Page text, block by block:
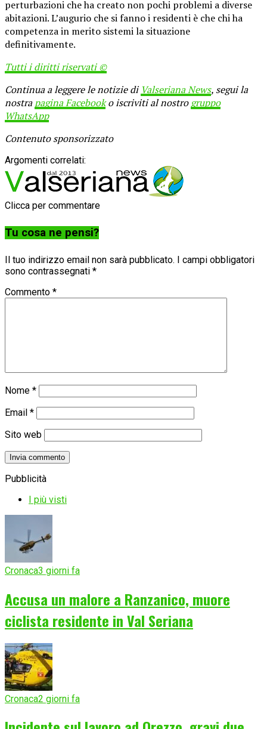
perturbazioni che ha creato non pochi problemi a diverse
abitazioni. L’augurio che si fanno i residenti è che chi ha
competenza in merito sistemi la situazione
definitivamente.
Tutti i diritti riservati ©
Continua a leggere le notizie di Valseriana News, segui la
nostrapagina Facebooko iscriviti al nostrogruppo
WhatsApp
Contenuto sponsorizzato
Argomenti correlati:
Clicca per commentare
Tu cosa ne pensi?
Il tuo indirizzo email non sarà pubblicato. I campi obbligatori
sono contrassegnati *
Commento *
Nome *
Email *
Sito web
Pubblicità
I più visti
Cronaca3 giorni fa
Accusa un malore a Ranzanico, muore
ciclista residente in Val Seriana
Cronaca2 giorni fa